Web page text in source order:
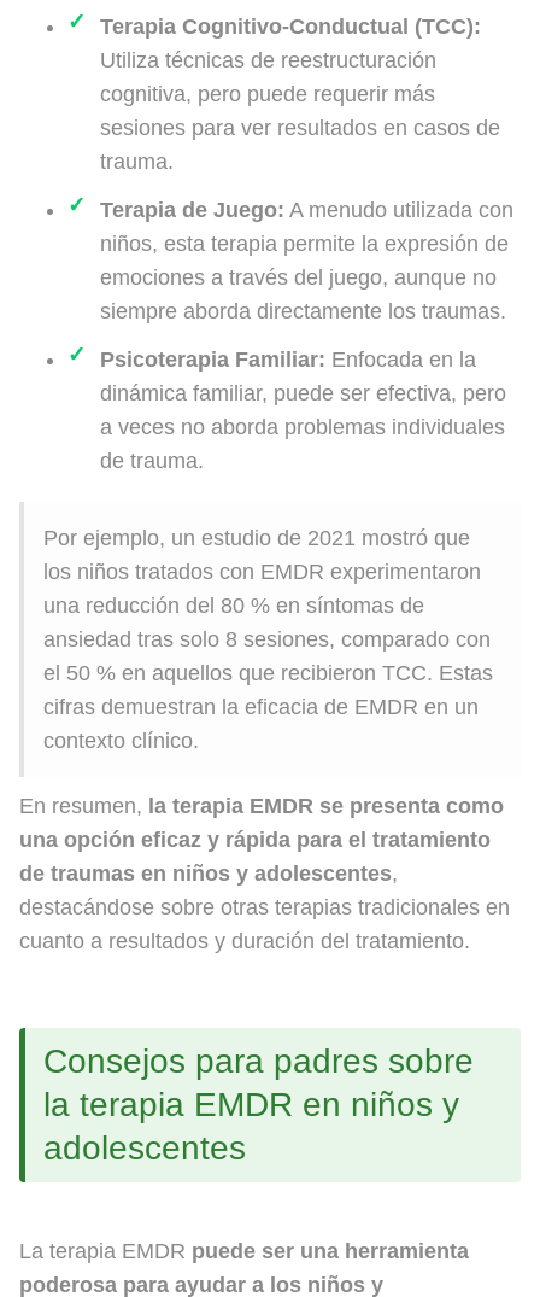
Terapia Cognitivo-Conductual (TCC):
Utiliza técnicas de reestructuración
cognitiva, pero puede requerir más
sesiones para ver resultados en casos de
trauma.
Terapia de Juego: A menudo utilizada con
niños, esta terapia permite la expresión de
emociones a través del juego, aunque no
siempre aborda directamente los traumas.
Psicoterapia Familiar: Enfocada en la
dinámica familiar, puede ser efectiva, pero
a veces no aborda problemas individuales
de trauma.
Por ejemplo, un estudio de 2021 mostró que
los niños tratados con EMDR experimentaron
una reducción del 80 % en síntomas de
ansiedad tras solo 8 sesiones, comparado con
el 50 % en aquellos que recibieron TCC. Estas
cifras demuestran la eficacia de EMDR en un
contexto clínico.
En resumen, la terapia EMDR se presenta como
una opción eficaz y rápida para el tratamiento
de traumas en niños y adolescentes,
destacándose sobre otras terapias tradicionales en
cuanto a resultados y duración del tratamiento.
Consejos para padres sobre
la terapia EMDR en niños y
adolescentes
La terapia EMDR puede ser una herramienta
poderosa para ayudar a los niños y